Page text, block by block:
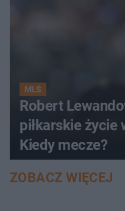
MLS
Robert
piłkarskie życie
Kiedy mecze?
ZOBACZ WIĘCEJ